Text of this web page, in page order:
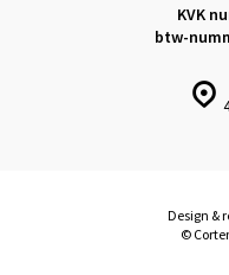
KVK
btw-
©
Design &